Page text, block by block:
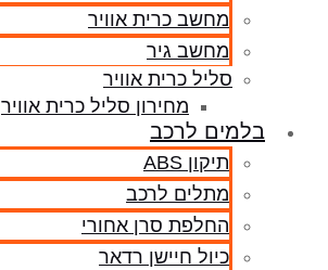
מחשב כרית אוויר
מחשב גיר
סליל כרית אוויר
מחירון סליל כרית אוויר
בלמים לרכב
תיקון ABS
מתלים לרכב
החלפת סרן אחורי
כיול חיישן רדאר